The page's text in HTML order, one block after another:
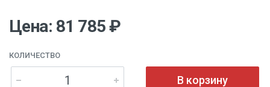
Цена: 81 785 ₽
КОЛИЧЕСТВО
В корзину